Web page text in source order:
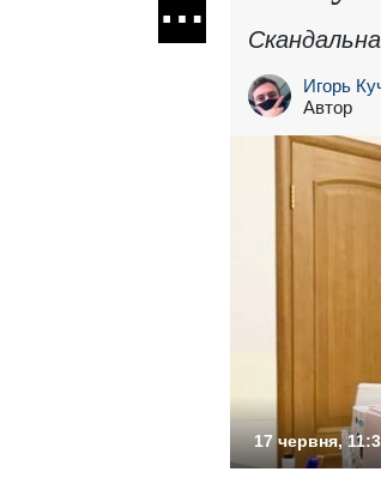
Скандальна
Игорь
Автор
17 червня,